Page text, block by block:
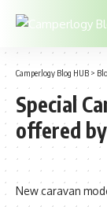
Camperlogy Blog HUB >
Special
offered
New caravan